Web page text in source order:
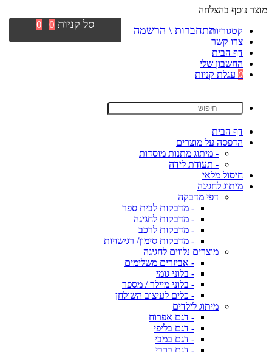
מוצר נוסף בהצלחה
קטגוריות
צרו קשר
דף הבית
החשבון שלי
0 עגלת קניות
דף הבית
הדפסה על מוצרים
- מיתוג מתנות מוסדות
- תעודת לידה
חיסול מלאי
מיתוג לחגיגה
דפי מדבקה
- מדבקות לבית ספר
- מדבקות לחגיגה
- מדבקות לרכב
- מדבקות סימון/ רגישויות
מוצרים נלווים לחגיגה
- אביזרים משלימים
- בלוני גומי
- בלוני מיילר / מספר
- כלים לעיצוב השולחן
מיתוג לילדים
- דגם אפרוח
- דגם בליפי
- דגם במבי
- דגם ברבי
התחברות \ הרשמה סל קניות 0
0